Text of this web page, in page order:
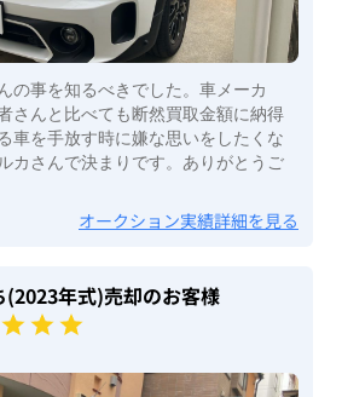
の事を知るべきでした。車メーカ
さんと比べても断然買取金額に納得
車を手放す時に嫌な思いをしたくな
カさんで決まりです。ありがとうご
オークション実績詳細を見る
(2023年式)売却のお客様